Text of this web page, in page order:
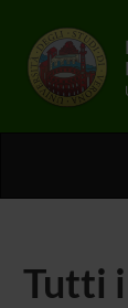
Tutti